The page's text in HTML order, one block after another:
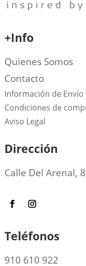
+Info
Quienes Somos
Contacto
Información de Envío
Condiciones de
Aviso Legal
Dirección
Calle Del Arenal,
Teléfonos
910 610 922